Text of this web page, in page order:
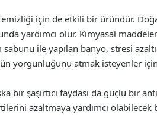
için de etkili bir üründür.
yardımcı olur. Kimyasal
sabunu ile yapılan banyo, stresi
yorgunluğunu atmak isteyenler
bir şaşırtıcı faydası da güçlü bir
azaltmaya yardımcı olabilecek